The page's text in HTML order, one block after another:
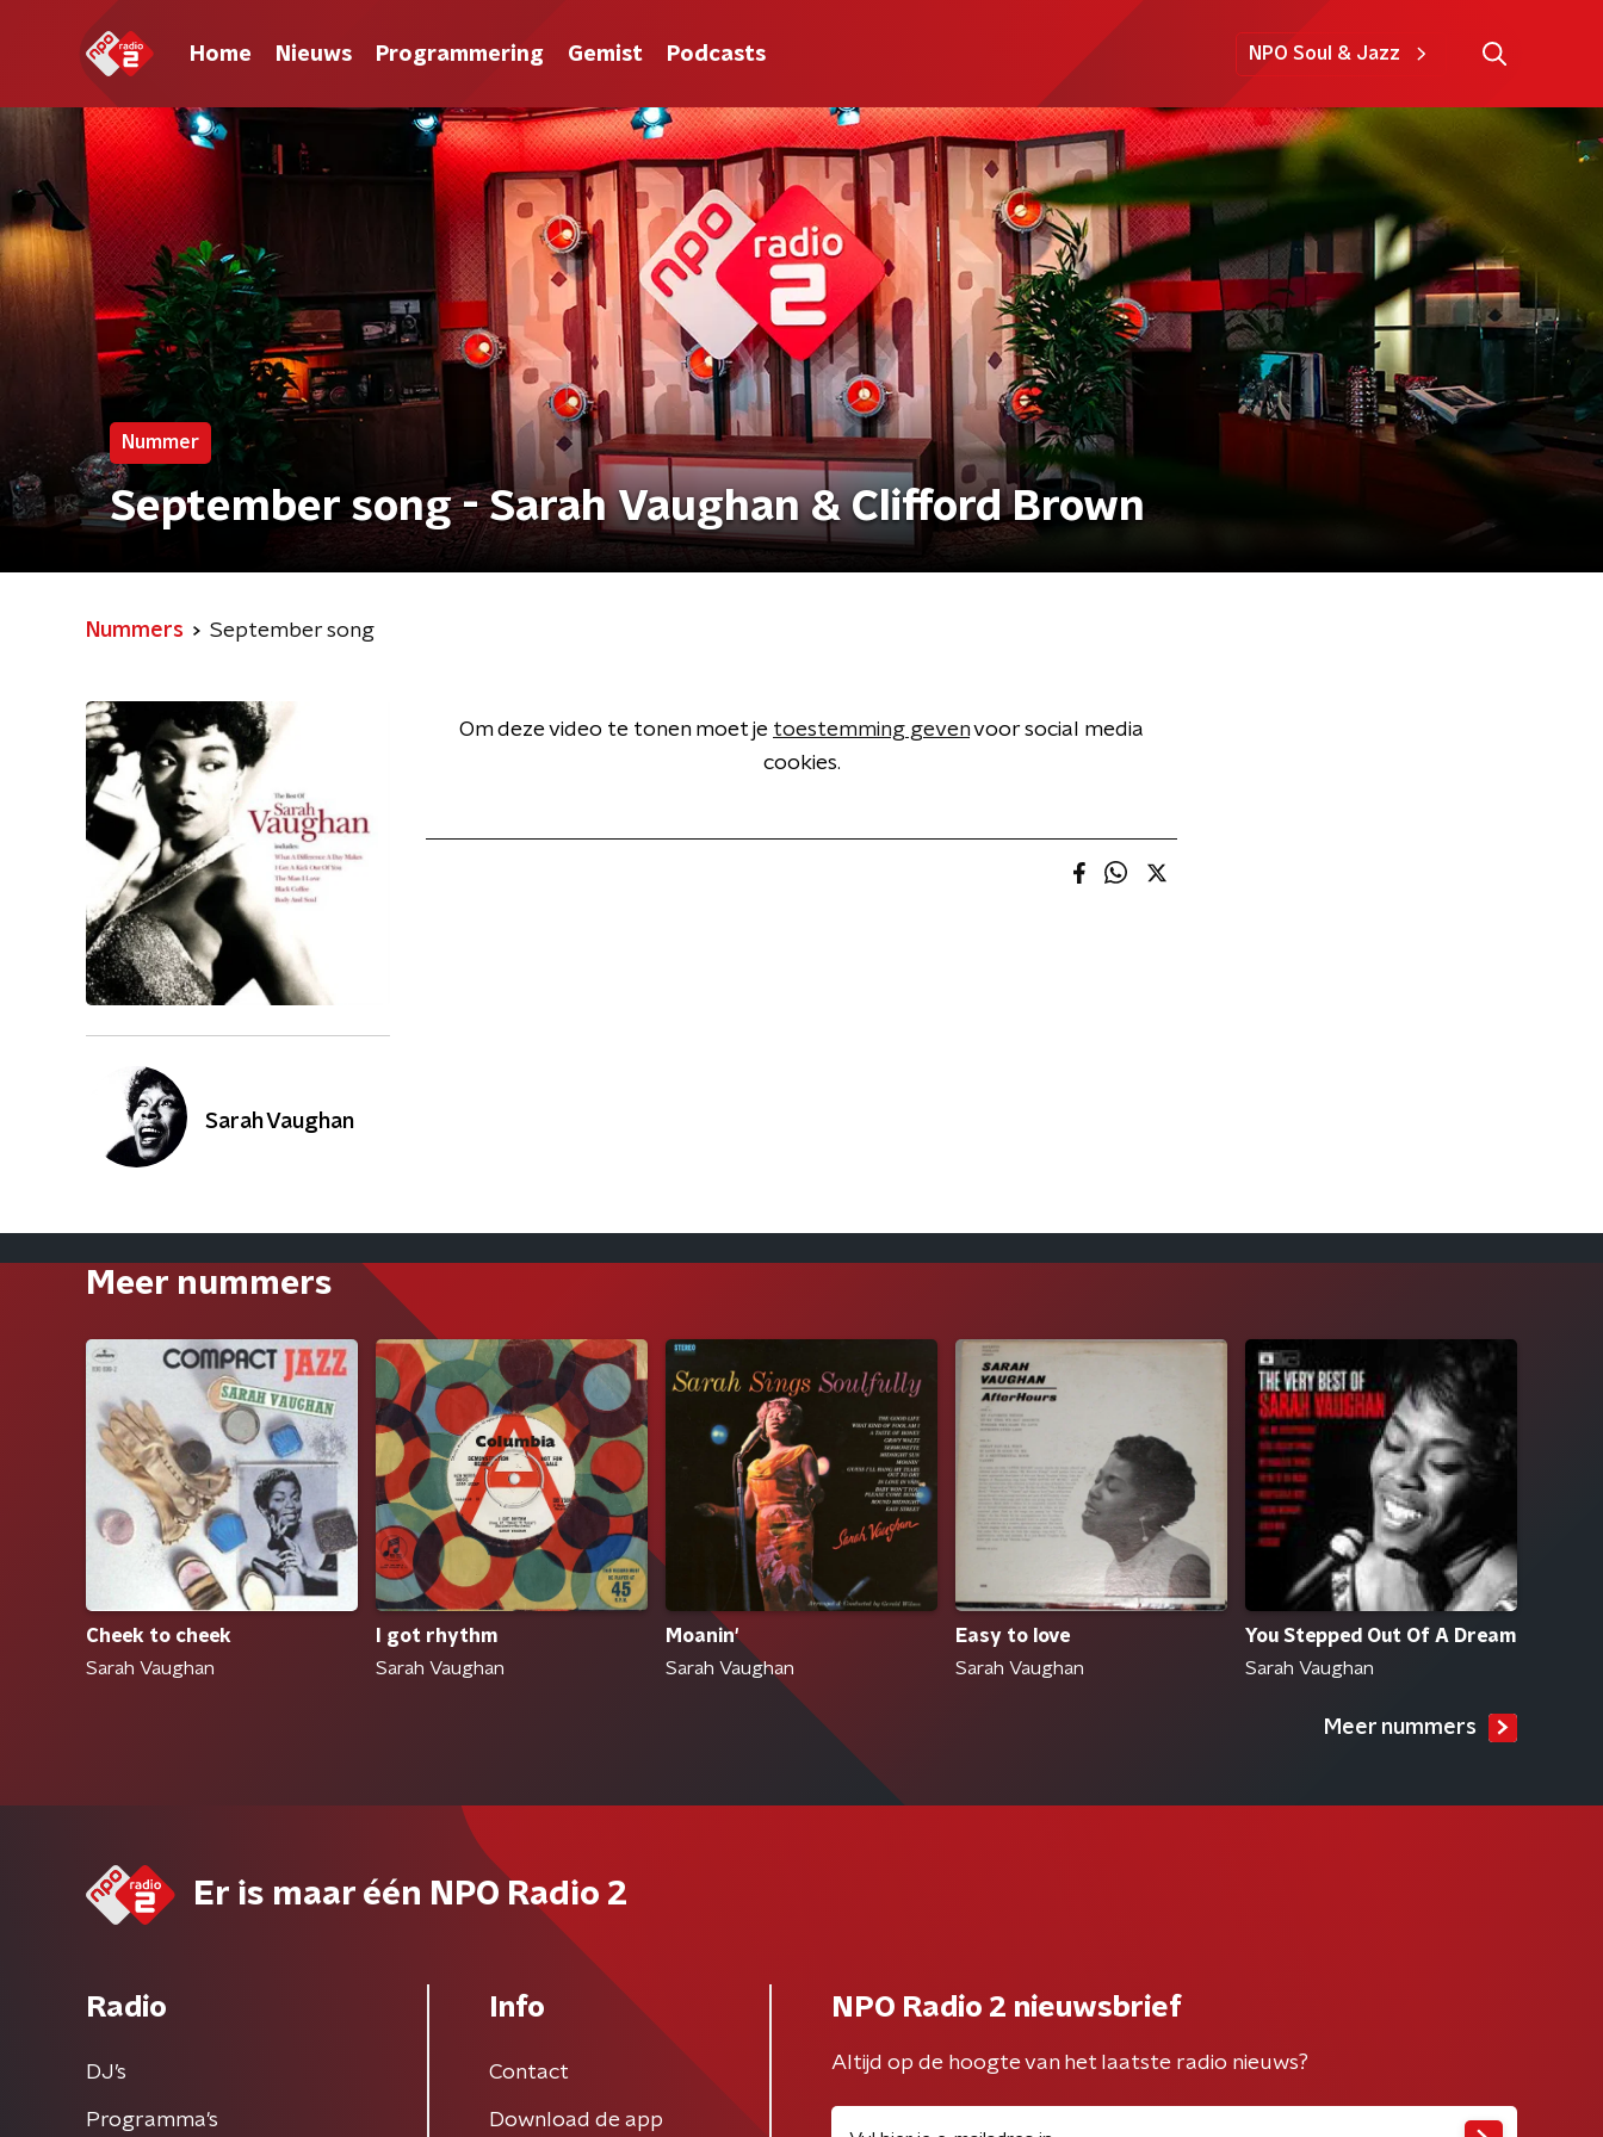
Home Nieuws Programmering Gemist Podcasts NPO Soul & Jazz
Nummer
September song - Sarah Vaughan & Clifford Brown
Nummers September song
Sarah Vaughan
Om deze video te tonen moet je toestemming gevenvoor social media
cookies.
Meer nummers
Cheek to cheek
Sarah Vaughan
I got rhythm
Sarah Vaughan
Moanin'
Sarah Vaughan
Easy to love
Sarah Vaughan
You Stepped Out Of A Dream
Sarah Vaughan
Meer nummers
Er is maar één NPO Radio 2
Radio
DJ’s
Programma's
Info
Contact
Download de app
NPO Radio 2 nieuwsbrief
Altijd op de hoogte van het laatste radio nieuws?